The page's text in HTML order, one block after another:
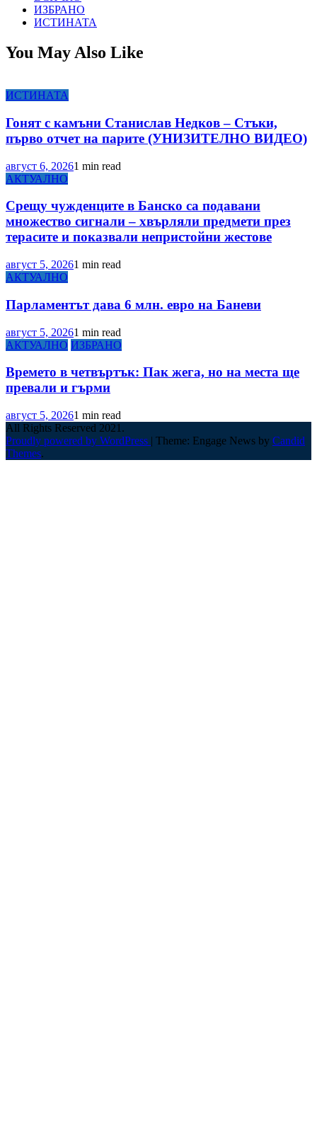
ИЗБРАНО
ИСТИНАТА
You May Also Like
ИСТИНАТА
Гонят с камъни Станислав Недков – Стъки,
първо отчет на парите (УНИЗИТЕЛНО ВИДЕО)
август 6, 20261 min read
АКТУАЛНО
Срещу чужденците в Банско са подавани
множество сигнали – хвърляли предмети през
терасите и показвали непристойни жестове
август 5, 20261 min read
АКТУАЛНО
Парламентът дава 6 млн. евро на Баневи
август 5, 20261 min read
АКТУАЛНО ИЗБРАНО
Времето в четвъртък: Пак жега, но на места ще
превали и гърми
август 5, 20261 min read
All Rights Reserved 2021.
Proudly powered by WordPress | Theme: Engage News by Candid
Themes.